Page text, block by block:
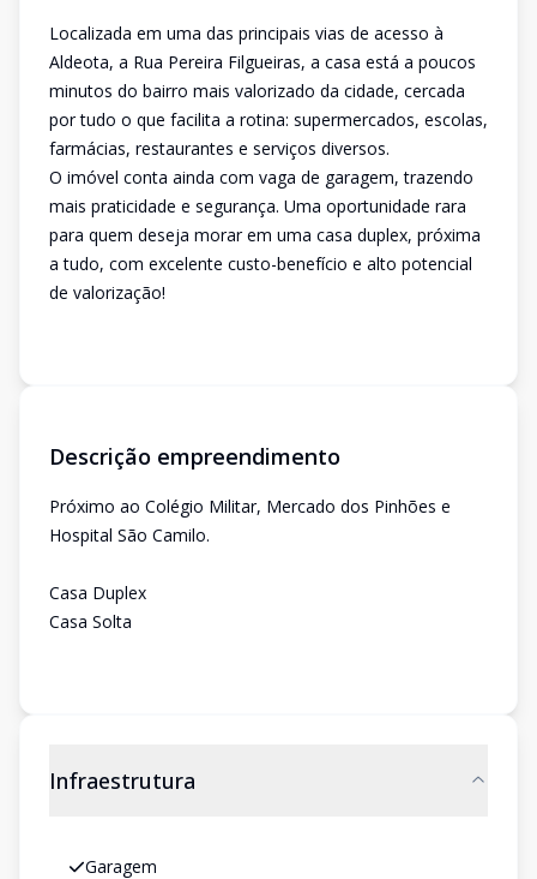
Localizada em uma das principais vias de acesso à
Aldeota, a Rua Pereira Filgueiras, a casa está a poucos
minutos do bairro mais valorizado da cidade, cercada
por tudo o que facilita a rotina: supermercados, escolas,
farmácias, restaurantes e serviços diversos.
O imóvel conta ainda com vaga de garagem, trazendo
mais praticidade e segurança. Uma oportunidade rara
para quem deseja morar em uma casa duplex, próxima
a tudo, com excelente custo-benefício e alto potencial
de valorização!
Descrição empreendimento
Próximo ao Colégio Militar, Mercado dos Pinhões e
Hospital São Camilo.
Casa Duplex
Casa Solta
Infraestrutura
Garagem